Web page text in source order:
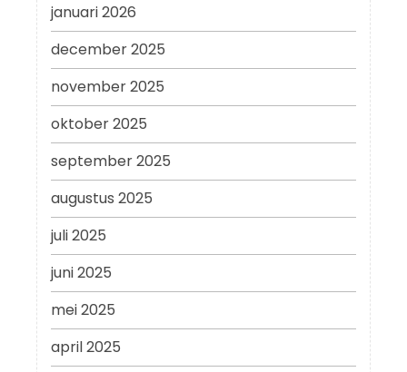
januari 2026
december 2025
november 2025
oktober 2025
september 2025
augustus 2025
juli 2025
juni 2025
mei 2025
april 2025